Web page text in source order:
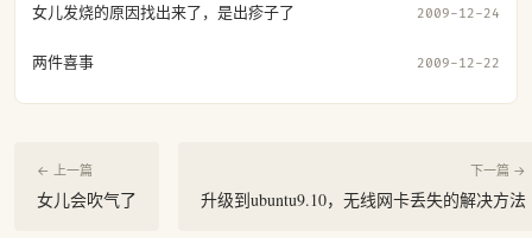
女儿发烧的原因找出来了，是出疹子了 2009-12-24
两件喜事 2009-12-22
← 上一篇
女儿会吹气了
下一篇 →
升级到ubuntu9.10，无线网卡丢失的解决方法